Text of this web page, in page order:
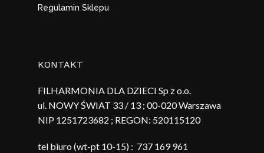
Regulamin Sklepu
KONTAKT
FILHARMONIA DLA DZIECI Sp z o.o.
ul. NOWY ŚWIAT 33 / 13 ; 00-020 Warszawa
NIP 1251723682 ; REGON: 520115120
tel biuro (wt-pt 10-15) : 737 169 961